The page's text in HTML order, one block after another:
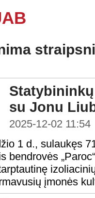
su Jonu
2025-12-02 11:54
1 d., sulaukęs
bendrovės
įmonės